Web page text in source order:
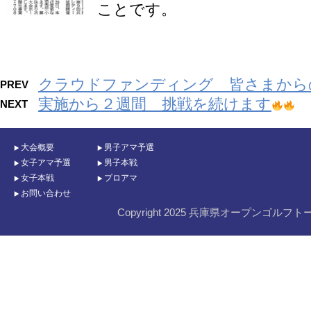
ことです。
PREV クラウドファンディング 皆さまから
NEXT 実施から２週間 挑戦を続けます
大会概要
男子アマ予選
女子アマ予選
男子本戦
女子本戦
プロアマ
お問い合わせ
Copyright 2025 兵庫県オープンゴルフト